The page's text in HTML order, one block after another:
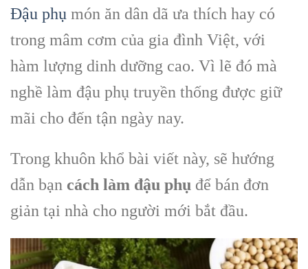
Đậu phụ món ăn dân dã ưa thích hay có
trong mâm cơm của gia đình Việt, với
hàm lượng dinh dưỡng cao. Vì lẽ đó mà
nghề làm đậu phụ truyền thống được giữ
mãi cho đến tận ngày nay.
Trong khuôn khổ bài viết này, sẽ hướng
dẫn bạn cách làm đậu phụ để bán đơn
giản tại nhà cho người mới bắt đầu.